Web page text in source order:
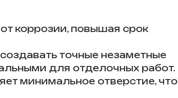
коррозии, повышая срок
точные незаметные
для отделочных работ.
минимальное отверстие, что